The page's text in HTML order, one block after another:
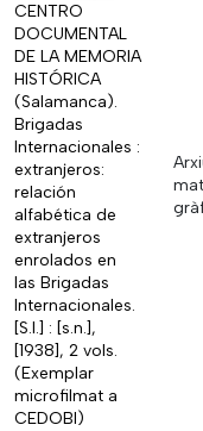
CENTRO
DOCUMENTAL
DE LA MEMORIA
HISTÓRICA
(Salamanca).
Brigadas
Internacionales :
extranjeros:
relación
alfabética de
extranjeros
enrolados en
las Brigadas
Internacionales.
[S.l.] : [s.n.],
[1938], 2 vols.
(Exemplar
microfilmat a
CEDOBI)